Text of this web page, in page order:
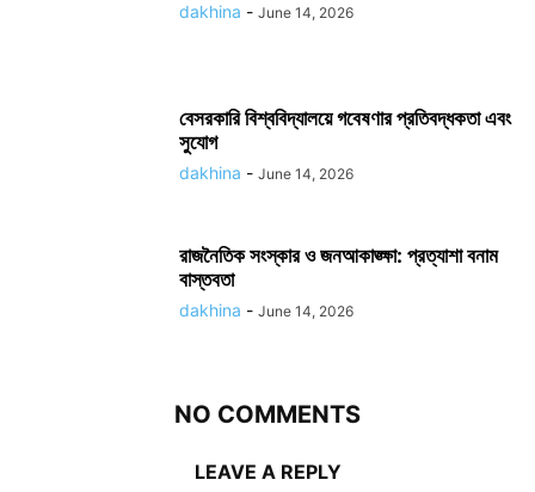
dakhina - June 14, 2026
বেসরকারি বিশ্ববিদ্যালয়ে গবেষণার প্রতিবদ্ধকতা এবং
সুযোগ
dakhina - June 14, 2026
রাজনৈতিক সংস্কার ও জনআকাঙ্ক্ষা: প্রত্যাশা বনাম
বাস্তবতা
dakhina - June 14, 2026
NO COMMENTS
LEAVE A REPLY